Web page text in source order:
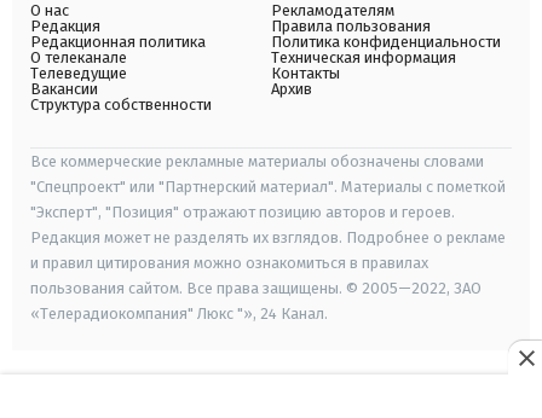
О нас
Редакция
Редакционная политика
О телеканале
Телеведущие
Вакансии
Структура собственности
Рекламодателям
Правила пользования
Политика конфиденциальности
Техническая информация
Контакты
Архив
Все коммерческие рекламные материалы обозначены словами
"Спецпроект" или "Партнерский материал". Материалы с пометкой
"Эксперт", "Позиция" отражают позицию авторов и героев.
Редакция может не разделять их взглядов. Подробнее о рекламе
и правил цитирования можно ознакомиться в правилах
пользования сайтом. Все права защищены. © 2005—2022, ЗАО
«Телерадиокомпания" Люкс "», 24 Канал.